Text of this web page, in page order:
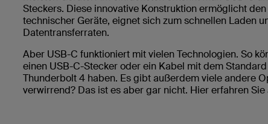
Steckers. Diese innovative Konstruktion ermöglicht
technischer Geräte, eignet sich zum schnellen Laden
Datentransferraten.
Aber USB-C funktioniert mit vielen Technologien. So
einen USB-C-Stecker oder ein Kabel mit dem
Thunderbolt 4 haben. Es gibt außerdem viele andere
verwirrend? Das ist es aber gar nicht. Hier erfahren Sie